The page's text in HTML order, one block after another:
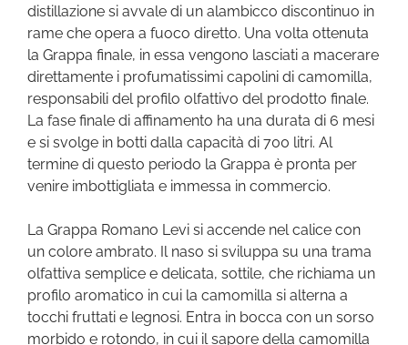
distillazione si avvale di un alambicco discontinuo in
rame che opera a fuoco diretto. Una volta ottenuta
la Grappa finale, in essa vengono lasciati a macerare
direttamente i profumatissimi capolini di camomilla,
responsabili del profilo olfattivo del prodotto finale.
La fase finale di affinamento ha una durata di 6 mesi
e si svolge in botti dalla capacità di 700 litri. Al
termine di questo periodo la Grappa è pronta per
venire imbottigliata e immessa in commercio.
La Grappa Romano Levi si accende nel calice con
un colore ambrato. Il naso si sviluppa su una trama
olfattiva semplice e delicata, sottile, che richiama un
profilo aromatico in cui la camomilla si alterna a
tocchi fruttati e legnosi. Entra in bocca con un sorso
morbido e rotondo, in cui il sapore della camomilla